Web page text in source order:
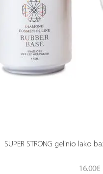
SUPER STRONG gelinio lako
16.00€